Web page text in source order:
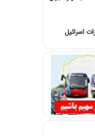
اسرائیل